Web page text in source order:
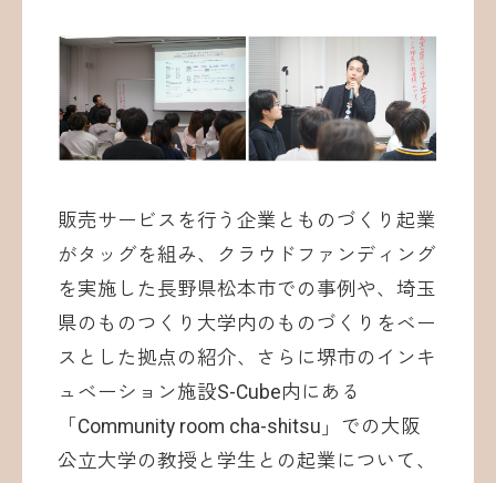
販売サービスを行う企業とものづくり起業
がタッグを組み、クラウドファンディング
を実施した長野県松本市での事例や、埼玉
県のものつくり大学内のものづくりをベー
スとした拠点の紹介、さらに堺市のインキ
ュベーション施設S-Cube内にある
「Community room cha-shitsu」での大阪
公立大学の教授と学生との起業について、